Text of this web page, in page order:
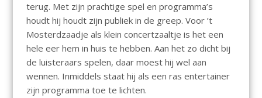
terug. Met zijn prachtige spel en programma’s
houdt hij houdt zijn publiek in de greep. Voor ’t
Mosterdzaadje als klein concertzaaltje is het een
hele eer hem in huis te hebben. Aan het zo dicht bij
de luisteraars spelen, daar moest hij wel aan
wennen. Inmiddels staat hij als een ras entertainer
zijn programma toe te lichten.